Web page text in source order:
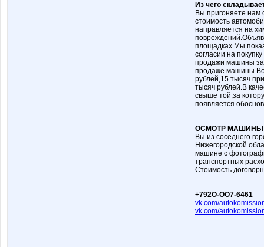
Из чего
Вы пригоняете нам
стоимость
направляется на
площадках.Мы
согласии на
продажи машины за
продаже
рублей,15 тысяч
тысяч рублей.В
свыше той,за
появляется
ОСМОТР МАШИНЫ
Вы из соседнего
Нижегородской
машине с
транспортных
Стоимость
+792О-ОО7-6461
vk.com/
vk.com/